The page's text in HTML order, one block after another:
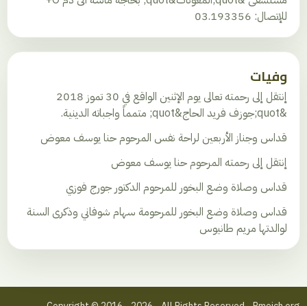
للإتصال: 03.193356
وفيات
إنتقل إلى رحمته تعالى يوم الإثنين الواقع في 30 تموز 2018
&quot;جوزف فريد الحاج&quot; متمماً واجباته الدينية.
قداس وجناز الأربعين لراحة نفس المرحوم حنا يوسف معوض
إنتقل إلى رحمته المرحوم حنا يوسف معوض
قداس وصلاة وضع البخور للمرحوم الدكتور جورج فوزي
قداس وصلاة وضع البخور للمرحومة سهام شوفاني وذكرى السنة
لوالدتها مريم طانيوس